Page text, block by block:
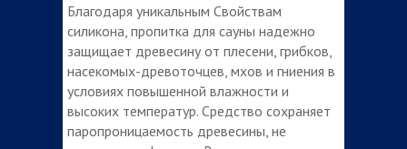
Благодаря уникальным Свойствам
силикона, пропитка для сауны надежно
защищает древесину от плесени, грибков,
насекомых-древоточцев, мхов и гниения в
условиях повышенной влажности и
высоких температур. Средство сохраняет
паропроницаемость древесины, не